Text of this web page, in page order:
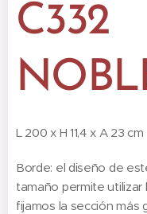
C332
L 200 x H 11,4 x A 23 cm
Borde: el diseño de
tamaño permite utilizar
fijamos la sección más